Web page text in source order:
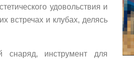
удовольствия и
встречах и клубах, делясь
снаряд, инструмент для